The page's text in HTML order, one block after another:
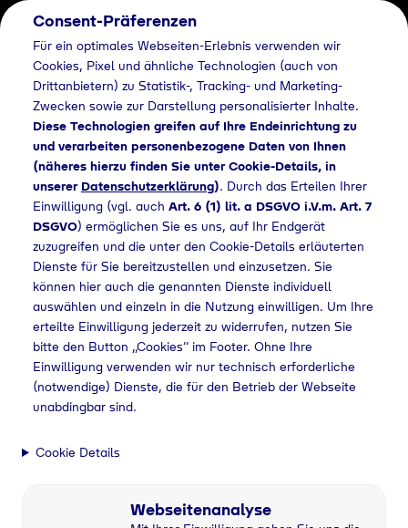
Infos zu Flüssiggas
Flüssiggas ist
Consent-Präferenzen
Für ein optimales Webseiten-Erlebnis verwenden wir
Cookies, Pixel und ähnliche Technologien (auch von
Drittanbietern) zu Statistik-, Tracking- und Marketing-
Zwecken sowie zur Darstellung personalisierter Inhalte.
Diese Technologien greifen auf Ihre Endeinrichtung zu
und verarbeiten personenbezogene Daten von Ihnen
(näheres hierzu finden Sie unter Cookie-Details, in
unserer Datenschutzerklärung). Durch das Erteilen Ihrer
Einwilligung (vgl. auch Art. 6 (1) lit. a DSGVO i.V.m. Art. 7
DSGVO) ermöglichen Sie es uns, auf Ihr Endgerät
zuzugreifen und die unter den Cookie-Details erläuterten
Dienste für Sie bereitzustellen und einzusetzen. Sie
können hier auch die genannten Dienste individuell
auswählen und einzeln in die Nutzung einwilligen. Um Ihre
erteilte Einwilligung jederzeit zu widerrufen, nutzen Sie
bitte den Button „Cookies“ im Footer. Ohne Ihre
Einwilligung verwenden wir nur technisch erforderliche
(notwendige) Dienste, die für den Betrieb der Webseite
unabdingbar sind.
Cookie Details
Webseitenanalyse